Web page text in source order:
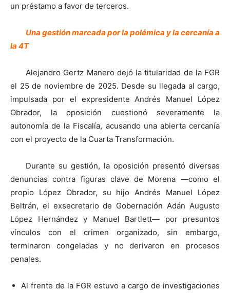
un préstamo a favor de terceros.
Una gestión marcada por la polémica y la cercanía a
la 4T
Alejandro Gertz Manero dejó la titularidad de la FGR
el 25 de noviembre de 2025. Desde su llegada al cargo,
impulsada por el expresidente Andrés Manuel López
Obrador, la oposición cuestionó severamente la
autonomía de la Fiscalía, acusando una abierta cercanía
con el proyecto de la Cuarta Transformación.
Durante su gestión, la oposición presentó diversas
denuncias contra figuras clave de Morena —como el
propio López Obrador, su hijo Andrés Manuel López
Beltrán, el exsecretario de Gobernación Adán Augusto
López Hernández y Manuel Bartlett— por presuntos
vínculos con el crimen organizado, sin embargo,
terminaron congeladas y no derivaron en procesos
penales.
Al frente de la FGR estuvo a cargo de investigaciones